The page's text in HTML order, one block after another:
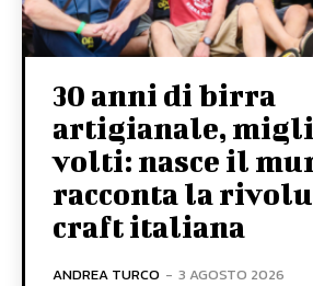
30 anni di birra
artigianale,
volti: nasce il
racconta la
craft italiana
ANDREA TURCO - 3 AGOSTO 2026